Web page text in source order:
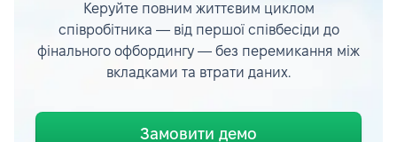
Керуйте повним життєвим циклом
співробітника — від першої співбесіди до
фінального офбордингу — без перемикання між
вкладками та втрати даних.
Замовити демо